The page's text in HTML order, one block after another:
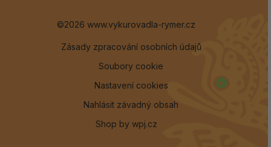
©2026 www.vykurovadla-rymer.cz
Zásady zpracování osobních údajů
Soubory cookie
Nastavení cookies
Nahlásit závadný obsah
Shop by wpj.cz